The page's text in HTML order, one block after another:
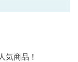
気商品！